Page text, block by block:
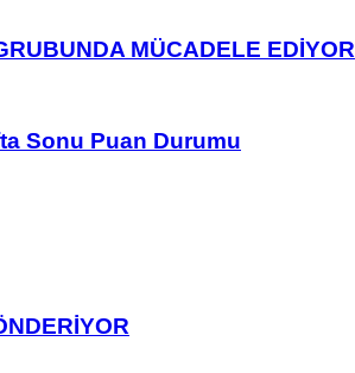
MÜCADELE EDİYOR
Sonu Puan Durumu